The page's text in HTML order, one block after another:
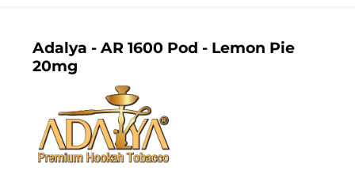
Adalya - AR 1600 Pod - Lemon Pie
20mg